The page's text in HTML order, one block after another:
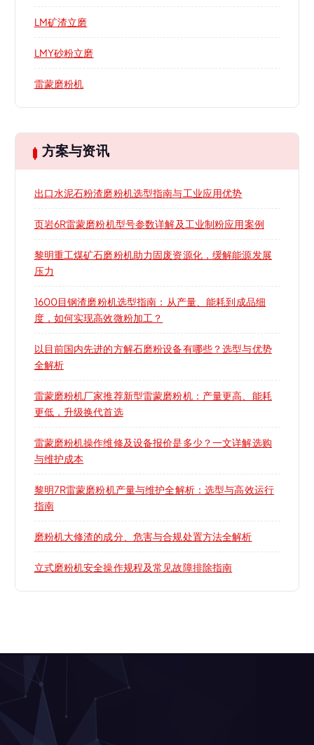
LM矿渣立磨
LMY砂粉立磨
雷蒙磨粉机
方案与资讯
出口水泥石粉渣磨粉机选型指南与工业应用优势
页岩6R雷蒙磨粉机型号参数详解及工业制粉应用案例
黎明重工煤矿石磨粉机助力固废资源化，缓解能源发展
压力
1600目钢渣磨粉机选型指南：从产量、能耗到成品细
度，如何实现高效微粉加工？
以目前国内先进的方解石磨粉设备有哪些？选型与优势
全解析
雷蒙磨粉机厂家推荐新型雷蒙磨粉机：产量更高、能耗
更低，升级换代首选
雷蒙磨粉机操作维修及设备报价是多少？一文详解选购
与维护成本
黎明7R雷蒙磨粉机产量与维护全解析：选型与高效运行
指南
磨粉机大修渣的成分、危害与合规处置方法全解析
立式磨粉机安全操作规程及常见故障排除指南